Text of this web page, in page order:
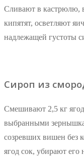
Сливают в кастрюлю,
кипятят, осветляют
надлежащей густоты
Сироп из
Смешивают 2,5 кг
выбранными
созревших вишен без
ягод сок, убирают его